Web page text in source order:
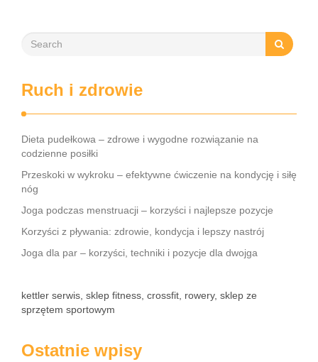
Ruch i zdrowie
Dieta pudełkowa – zdrowe i wygodne rozwiązanie na
codzienne posiłki
Przeskoki w wykroku – efektywne ćwiczenie na kondycję i siłę
nóg
Joga podczas menstruacji – korzyści i najlepsze pozycje
Korzyści z pływania: zdrowie, kondycja i lepszy nastrój
Joga dla par – korzyści, techniki i pozycje dla dwojga
kettler serwis, sklep fitness, crossfit, rowery, sklep ze
sprzętem sportowym
Ostatnie wpisy